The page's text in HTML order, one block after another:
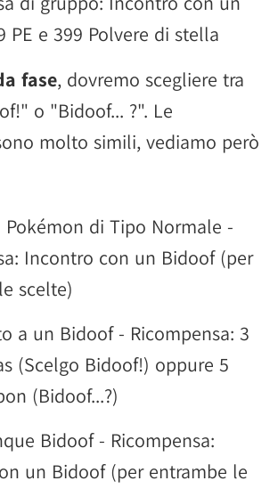
PE e 399 Polvere di stella
fase, dovremo scegliere tra
o "Bidoof... ?". Le
molto simili, vediamo però
Pokémon di Tipo Normale -
Incontro con un Bidoof (per
scelte)
a un Bidoof - Ricompensa: 3
(Scelgo Bidoof!) oppure 5
(Bidoof...?)
Bidoof - Ricompensa:
un Bidoof (per entrambe le